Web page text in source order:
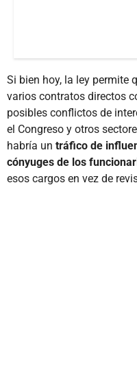
Si bien hoy, la ley permite
varios contratos directos
posibles conflictos de
el Congreso y otros
habría un tráfico de
cónyuges de los
esos cargos en vez de